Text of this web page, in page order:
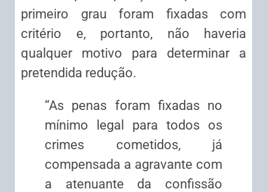
primeiro grau foram fixadas com
critério e, portanto, não haveria
qualquer motivo para determinar a
pretendida redução.
“As penas foram fixadas no
mínimo legal para todos os
crimes cometidos, já
compensada a agravante com
a atenuante da confissão